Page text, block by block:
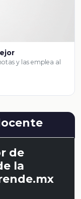
y las emplea al
de
la